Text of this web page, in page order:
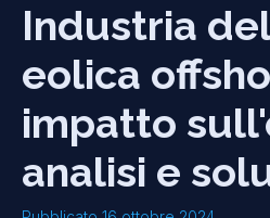
Industria
eolica
impatto
analisi e